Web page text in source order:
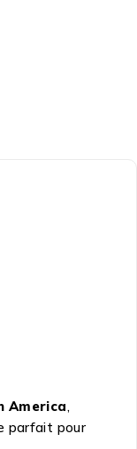
America,
parfait pour